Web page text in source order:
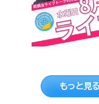
もっと見る